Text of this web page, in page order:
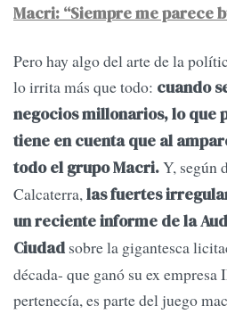
Macri: “Siempre me parece
Pero hay algo del arte de la
lo irrita más que todo: cuando
negocios millonarios, lo que
tiene en cuenta que al
todo el grupo Macri.Y, según
Calcaterra,las fuertes
un reciente informe de la
Ciudad sobre la gigantesca
década- que ganó su ex
pertenecía, es parte del juego